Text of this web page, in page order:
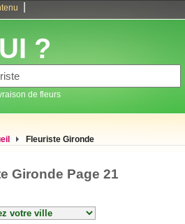
?
de fleurs
Fleuriste Gironde
Gironde Page 21